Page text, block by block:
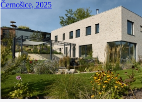
Černošice, 2025